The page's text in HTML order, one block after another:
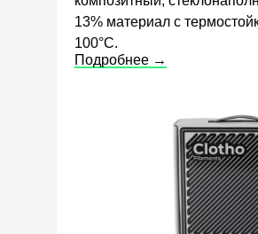
13% материал с
100°C.
Подробнее →